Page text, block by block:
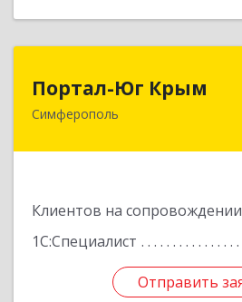
Портал-Юг Крым
Симферополь
Клиентов на сопровождении
1С:Специалист
Отправить
295015, Крым Респ,
Отправить